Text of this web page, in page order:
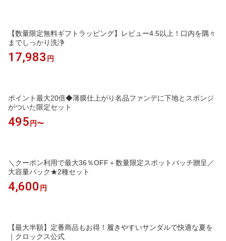
【数量限定無料ギフトラッピング】レビュー4.5以上！口内を隅々
までしっかり洗浄
17,983 円
ポイント最大20倍◆薄膜仕上がり名品ファンデに下地とスポンジ
がついた限定セット
495 円〜
＼クーポン利用で最大36％OFF＋数量限定スポットパッチ贈呈／
大容量パック★2種セット
4,600 円
【最大半額】定番商品もお得！履きやすいサンダルで快適な夏を
｜クロックス公式